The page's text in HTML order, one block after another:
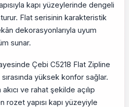
kapı yüzeylerinde dengeli
Flat serisinin karakteristik
dekorasyonlarıyla uyum
sunar.
Çebi C5218 Flat Zipline
sırasında yüksek konfor sağlar.
ve rahat şekilde açılıp
rozet yapısı kapı yüzeyiyle